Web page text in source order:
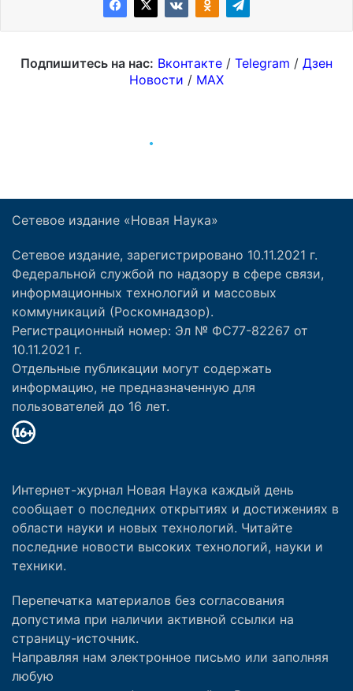
Сетевое издание «Новая Наука»
Сетевое издание, зарегистрировано 10.11.2021 г.
Федеральной службой по надзору в сфере связи,
информационных технологий и массовых
коммуникаций (Роскомнадзор).
Регистрационный номер: Эл № ФС77-82267 от
10.11.2021 г.
Отдельные публикации могут содержать
информацию, не предназначенную для
пользователей до 16 лет.
Интернет-журнал Новая Наука каждый день
сообщает о последних открытиях и достижениях в
области науки и новых технологий. Читайте
последние новости высоких технологий, науки и
техники.
Перепечатка материалов без согласования
допустима при наличии активной ссылки на
страницу-источник.
Направляя нам электронное письмо или заполняя
любую